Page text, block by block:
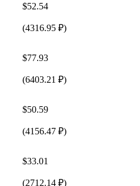
$52.54
(4316.95 ₽)
$77.93
(6403.21 ₽)
$50.59
(4156.47 ₽)
$33.01
(2712.14 ₽)